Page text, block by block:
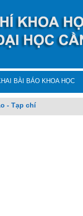
BÀI BÁO KHOA HỌC
- Tạp chí